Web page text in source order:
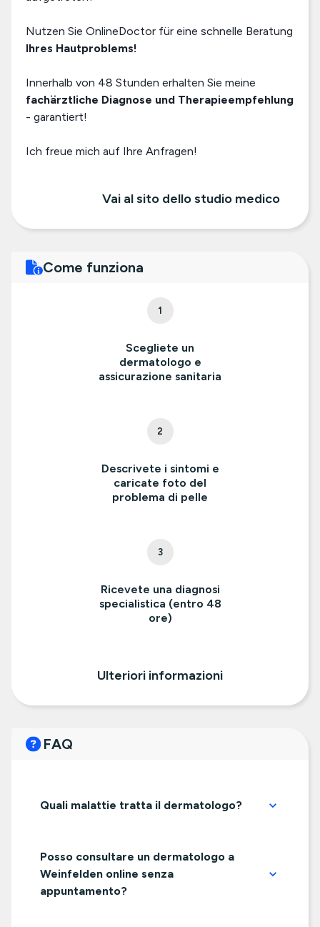
Nutzen Sie OnlineDoctor für eine schnelle Beratung
Ihres Hautproblems!
Innerhalb von 48 Stunden erhalten Sie meine
fachärztliche Diagnose und Therapieempfehlung
- garantiert!
Ich freue mich auf Ihre Anfragen!
Vai al sito dello studio medico
Come funziona
1
Scegliete un
dermatologo e
assicurazione sanitaria
2
Descrivete i sintomi e
caricate foto del
problema di pelle
3
Ricevete una diagnosi
specialistica (entro 48
ore)
Ulteriori informazioni
FAQ
Quali malattie tratta il dermatologo?
Posso consultare un dermatologo a
Weinfelden online senza
appuntamento?